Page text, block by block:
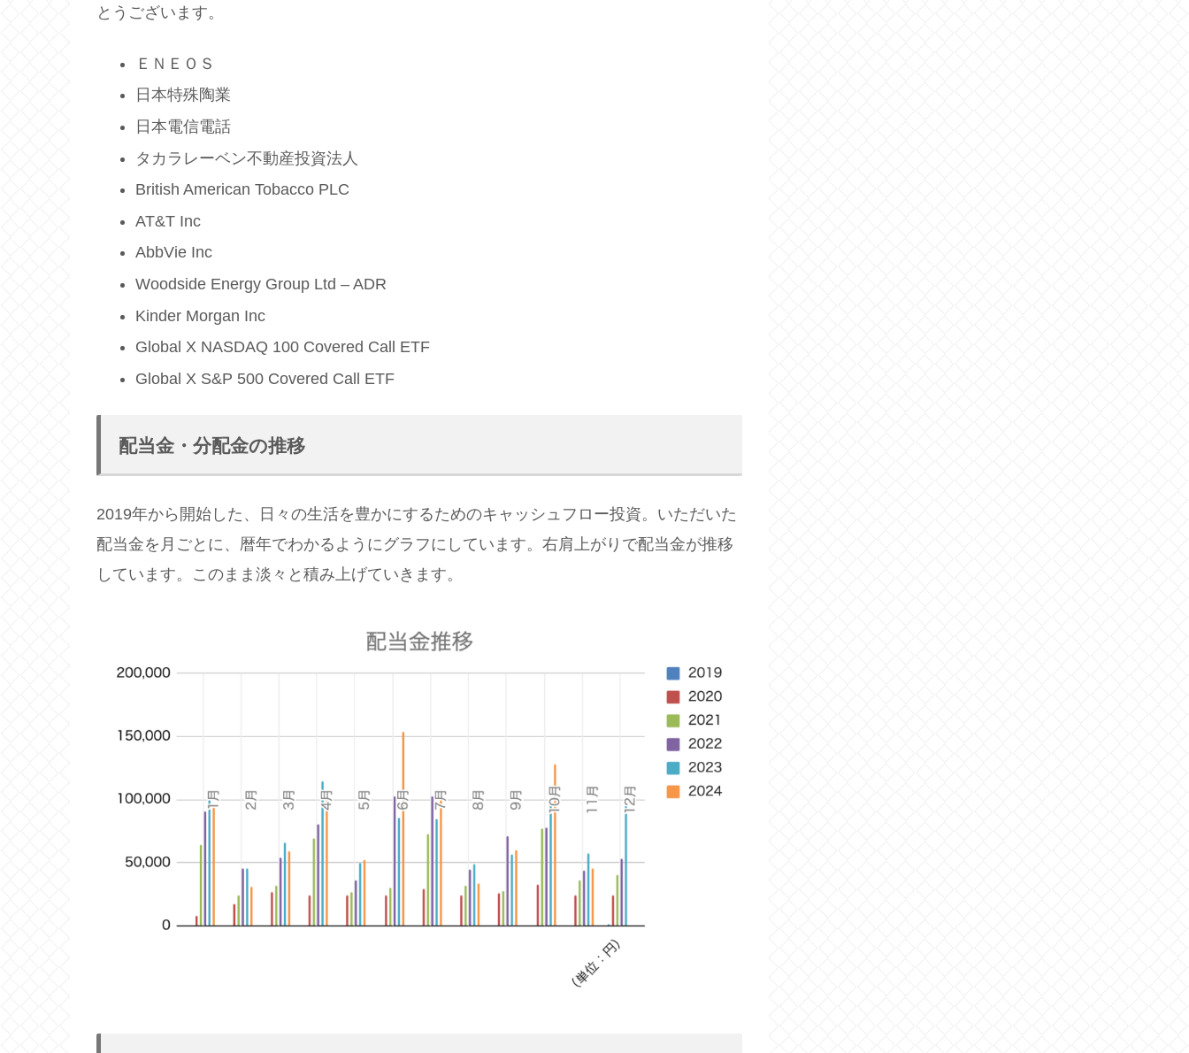
とうございます。
ＥＮＥＯＳ
日本特殊陶業
日本電信電話
タカラレーベン不動産投資法人
British American Tobacco PLC
AT&T Inc
AbbVie Inc
Woodside Energy Group Ltd – ADR
Kinder Morgan Inc
Global X NASDAQ 100 Covered Call ETF
Global X S&P 500 Covered Call ETF
配当金・分配金の推移
2019年から開始した、日々の生活を豊かにするためのキャッシュフロー投資。いただいた
配当金を月ごとに、暦年でわかるようにグラフにしています。右肩上がりで配当金が推移
しています。このまま淡々と積み上げていきます。